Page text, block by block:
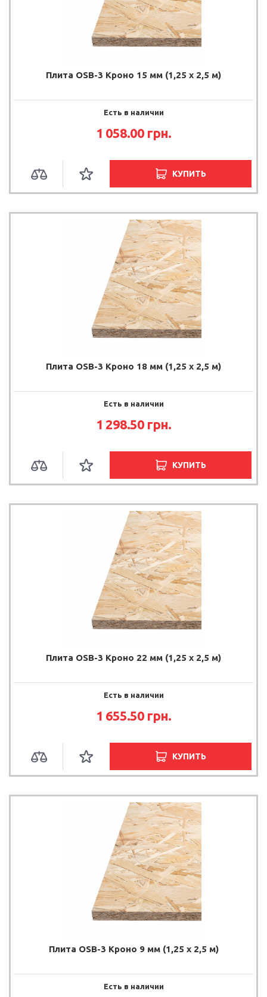
Плита OSB-3 Кроно 15 мм (1,25 х 2,5 м)
Есть в наличии
1 058.00 грн.
КУПИТЬ
Плита OSB-3 Кроно 18 мм (1,25 х 2,5 м)
Есть в наличии
1 298.50 грн.
КУПИТЬ
Плита OSB-3 Кроно 22 мм (1,25 х 2,5 м)
Есть в наличии
1 655.50 грн.
КУПИТЬ
Плита OSB-3 Кроно 9 мм (1,25 х 2,5 м)
Есть в наличии